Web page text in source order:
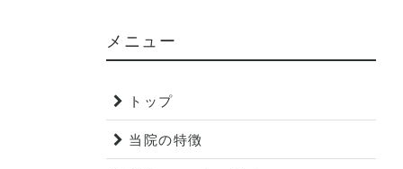
メニュー
トップ
当院の特徴